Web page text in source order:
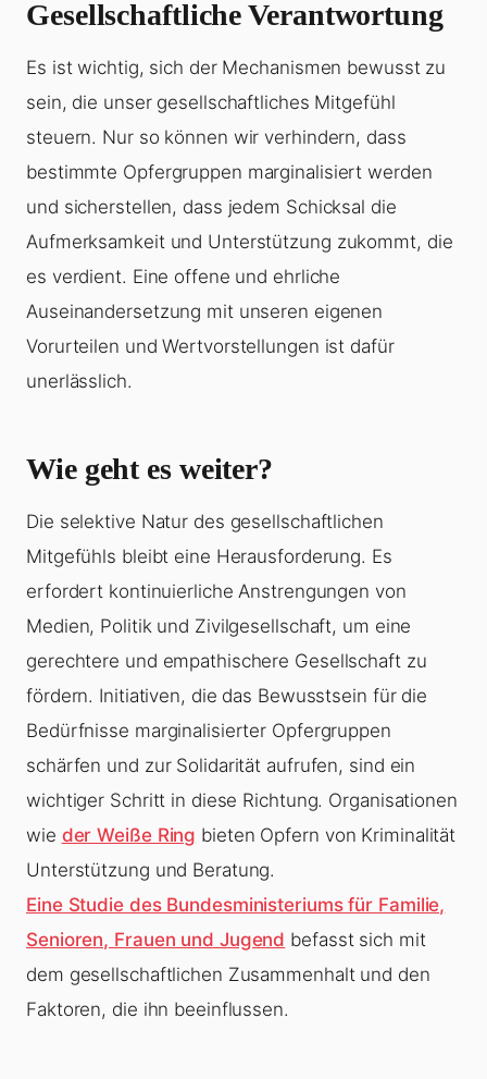
Gesellschaftliche Verantwortung
Es ist wichtig, sich der Mechanismen bewusst zu
sein, die unser gesellschaftliches Mitgefühl
steuern. Nur so können wir verhindern, dass
bestimmte Opfergruppen marginalisiert werden
und sicherstellen, dass jedem Schicksal die
Aufmerksamkeit und Unterstützung zukommt, die
es verdient. Eine offene und ehrliche
Auseinandersetzung mit unseren eigenen
Vorurteilen und Wertvorstellungen ist dafür
unerlässlich.
Wie geht es weiter?
Die selektive Natur des gesellschaftlichen
Mitgefühls bleibt eine Herausforderung. Es
erfordert kontinuierliche Anstrengungen von
Medien, Politik und Zivilgesellschaft, um eine
gerechtere und empathischere Gesellschaft zu
fördern. Initiativen, die das Bewusstsein für die
Bedürfnisse marginalisierter Opfergruppen
schärfen und zur Solidarität aufrufen, sind ein
wichtiger Schritt in diese Richtung. Organisationen
wie der Weiße Ring bieten Opfern von Kriminalität
Unterstützung und Beratung.
Eine Studie des Bundesministeriums für Familie,
Senioren, Frauen und Jugend befasst sich mit
dem gesellschaftlichen Zusammenhalt und den
Faktoren, die ihn beeinflussen.